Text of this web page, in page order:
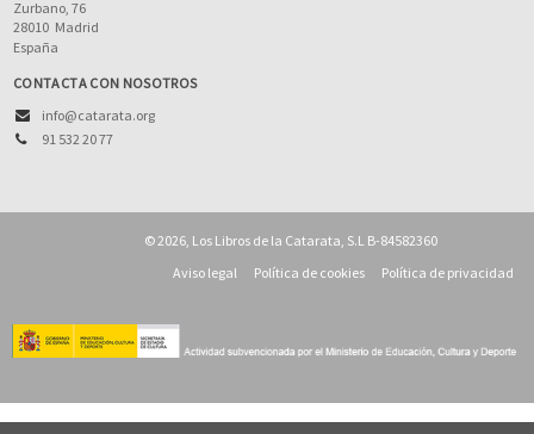
Zurbano, 76
28010 Madrid
España
CONTACTA CON NOSOTROS
info@catarata.org
91 532 20 77
© 2026, Los Libros de la Catarata, S.L B-84582360
Aviso legal
Política de cookies Política de privacidad